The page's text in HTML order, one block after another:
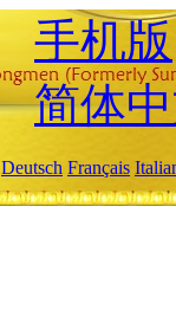
手机版
简体
Deutsch Français